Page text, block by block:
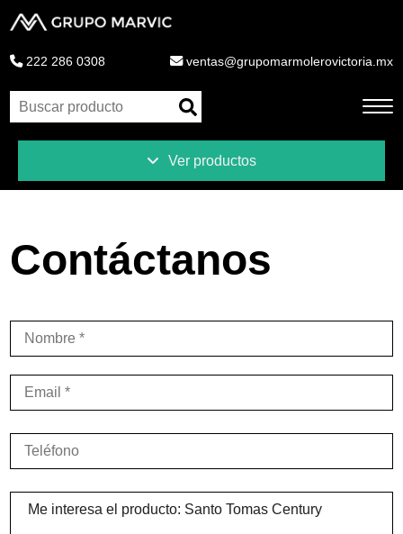
222 286 0308 ventas@grupomarmolerovictoria.mx
Novedades
Ventajas
Nosotros
Contacto
Ver productos
Contáctanos